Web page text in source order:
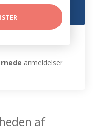
anmeldelser
af